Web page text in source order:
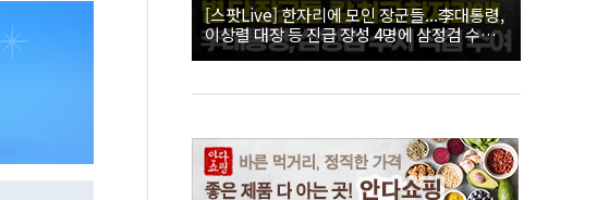
[스팟Live] 한자리에 모인 장군들...李대통령,
이상렬 대장 등 진급 장성 4명에 삼정검 수치
직접 수여｜26.08.07 장성 진급·삼정검 수치